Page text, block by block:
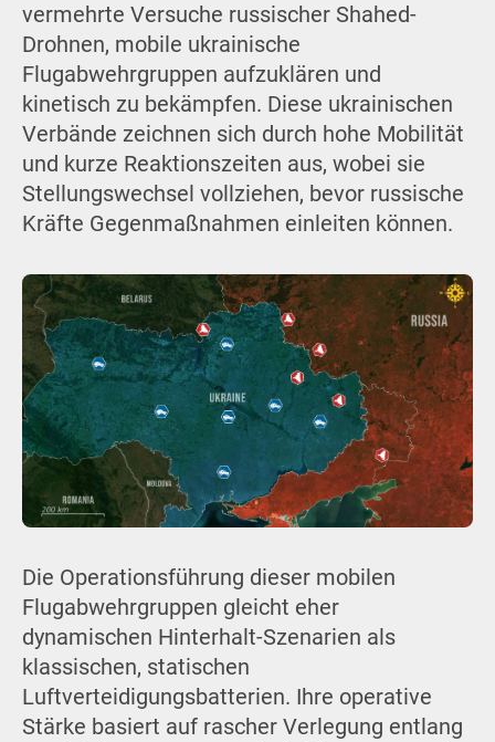
vermehrte Versuche russischer Shahed-
Drohnen, mobile ukrainische
Flugabwehrgruppen aufzuklären und
kinetisch zu bekämpfen. Diese ukrainischen
Verbände zeichnen sich durch hohe Mobilität
und kurze Reaktionszeiten aus, wobei sie
Stellungswechsel vollziehen, bevor russische
Kräfte Gegenmaßnahmen einleiten können.
Die Operationsführung dieser mobilen
Flugabwehrgruppen gleicht eher
dynamischen Hinterhalt-Szenarien als
klassischen, statischen
Luftverteidigungsbatterien. Ihre operative
Stärke basiert auf rascher Verlegung entlang